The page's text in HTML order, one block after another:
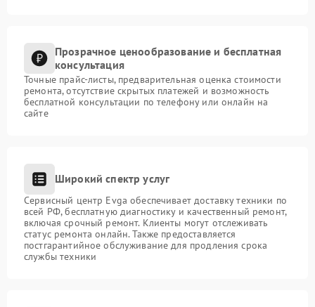
Прозрачное ценообразование и бесплатная
консультация
Точные прайс-листы, предварительная оценка стоимости
ремонта, отсутствие скрытых платежей и возможность
бесплатной консультации по телефону или онлайн на
сайте
Широкий спектр услуг
Сервисный центр Evga обеспечивает доставку техники по
всей РФ, бесплатную диагностику и качественный ремонт,
включая срочный ремонт. Клиенты могут отслеживать
статус ремонта онлайн. Также предоставляется
постгарантийное обслуживание для продления срока
службы техники